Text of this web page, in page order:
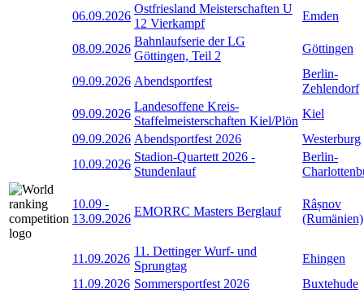
06.09.2026
Ostfriesland Meisterschaften U
12 Vierkampf
Emden
08.09.2026
Bahnlaufserie der LG
Göttingen, Teil 2
Göttingen
09.09.2026 Abendsportfest
Berlin-
Zehlendorf
09.09.2026
Landesoffene Kreis-
Staffelmeisterschaften Kiel/Plön
Kiel
09.09.2026 Abendsportfest 2026
Westerburg
10.09.2026
Stadion-Quartett 2026 -
Stundenlauf
Berlin-
10.09 -
13.09.2026
EMORRC Masters Berglauf
Râșnov
(Rumänien)
11.09.2026
11. Dettinger Wurf- und
Sprungtag
Ehingen
11.09.2026 Sommersportfest 2026
Buxtehude